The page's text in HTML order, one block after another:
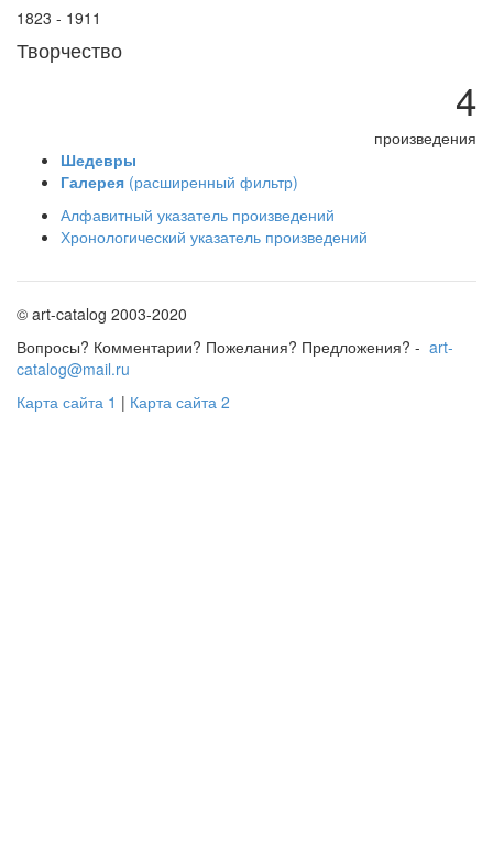
1823 - 1911
Творчество
4
произведения
Шедевры
Галерея (расширенный фильтр)
Алфавитный указатель произведений
Хронологический указатель произведений
© art-catalog 2003-2020
Вопросы? Комментарии? Пожелания? Предложения? - art-
catalog@mail.ru
Карта сайта 1 | Карта сайта 2